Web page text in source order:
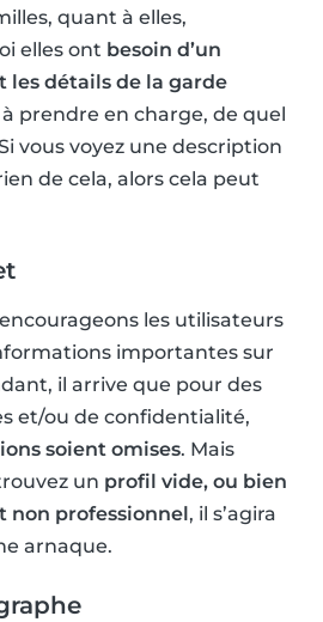
quant à elles,
elles ont besoin d’un
les détails de la garde
prendre en charge, de quel
vous voyez une description
de cela, alors cela peut
les utilisateurs
importantes sur
il arrive que pour des
et/ou de confidentialité,
soient omises. Mais
un profil vide, ou bien
non professionnel, il s’agira
arnaque.